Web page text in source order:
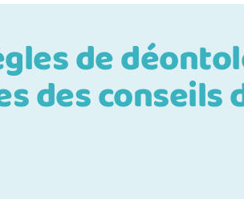
de
des